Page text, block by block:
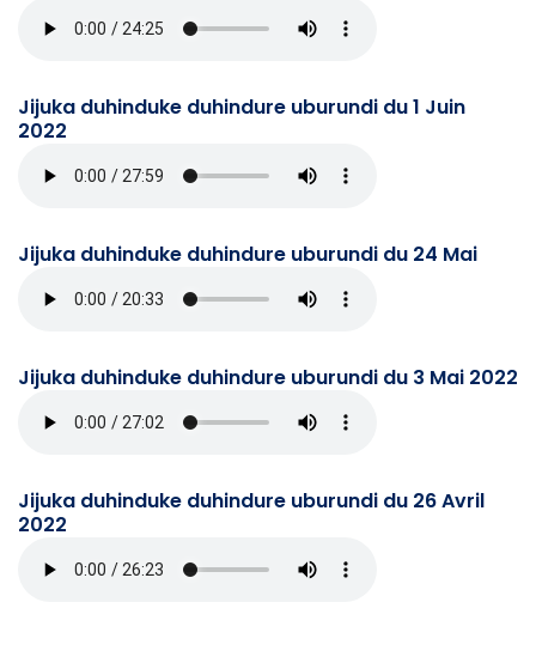
Jijuka duhinduke duhindure uburundi du 1 Juin
2022
Jijuka duhinduke duhindure uburundi du 24 Mai
Jijuka duhinduke duhindure uburundi du 3 Mai 2022
Jijuka duhinduke duhindure uburundi du 26 Avril
2022